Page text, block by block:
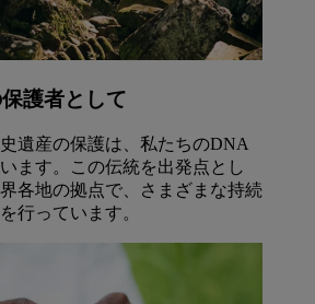
護者として
遺産の保護は、私たちのDNA
ます。この伝統を出発点とし
各地の拠点で、さまざまな持続
行っています。